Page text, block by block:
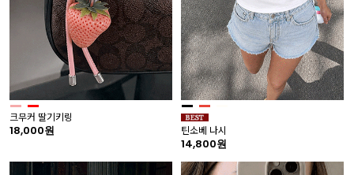
크무커 딸기키링
18,000원 틴소베 나시
14,800원